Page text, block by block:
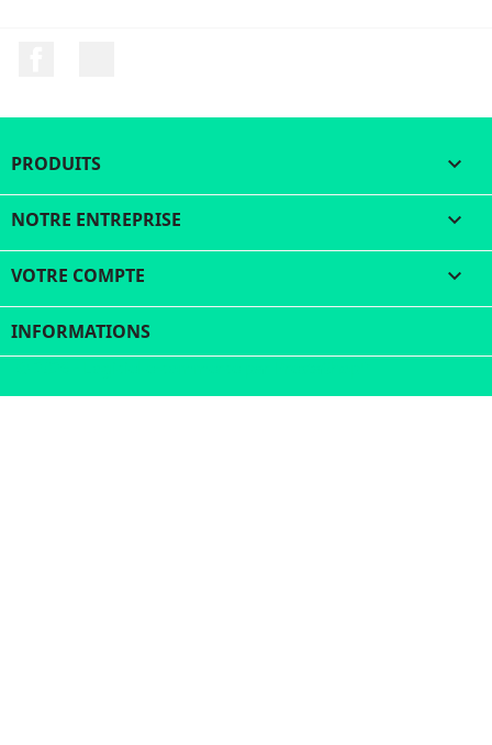
PRODUITS 
NOTRE ENTREPRISE 
VOTRE COMPTE 
INFORMATIONS